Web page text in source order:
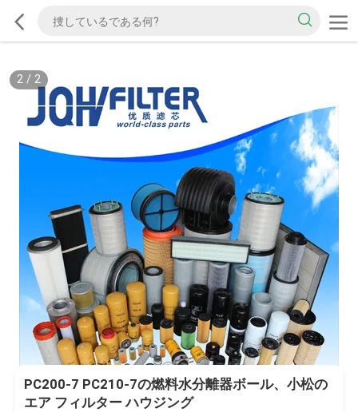
2/ 2
PC200-7 PC210-7の燃料水分離器ボール、小松の
エア フィルター ハウジング